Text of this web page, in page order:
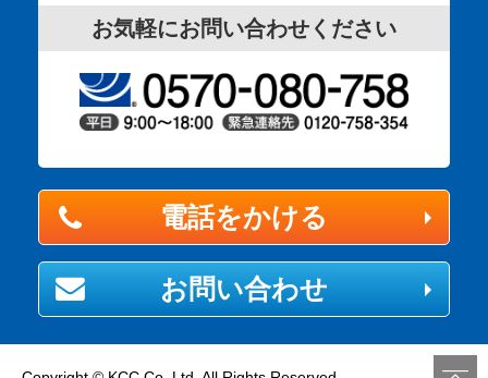
お気軽にお問い合わせください
電話をかける
お問い合わせ